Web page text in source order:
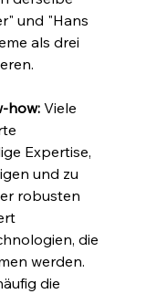
und "Hans
als drei
how: Viele
Expertise,
und zu
robusten
die
werden.
die